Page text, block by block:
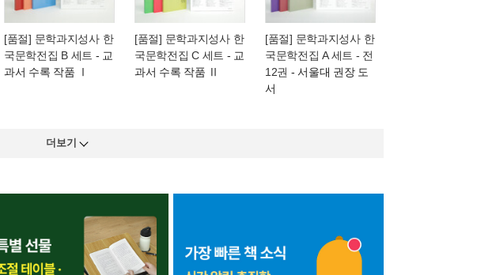
[품절] 문학과지성사 한
국문학전집 B 세트 - 교
과서 수록 작품 Ⅰ
[품절] 문학과지성사 한
국문학전집 C 세트 - 교
과서 수록 작품 Ⅱ
[품절] 문학과지성사 한
국문학전집 A 세트 - 전
12권 - 서울대 권장 도
서
더보기